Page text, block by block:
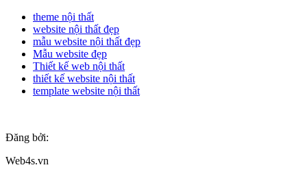
theme nội thất
website nội thất đẹp
mẫu website nội thất đẹp
Mẫu website đẹp
Thiết kế web nội thất
thiết kế website nội thất
template website nội thất
Đăng bởi:
Web4s.vn